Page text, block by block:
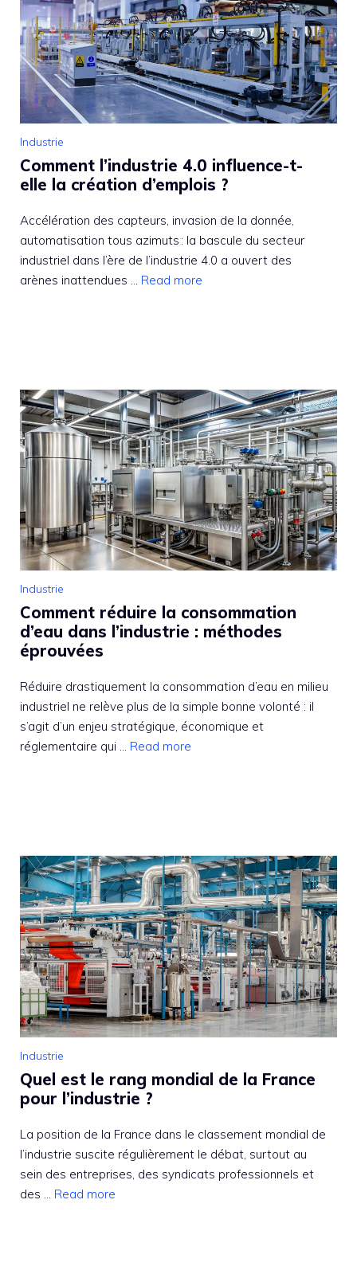
Industrie
Comment l’industrie 4.0 influence-t-
elle la création d’emplois ?
Accélération des capteurs, invasion de la donnée,
automatisation tous azimuts : la bascule du secteur
industriel dans l’ère de l’industrie 4.0 a ouvert des
arènes inattendues ... Read more
Industrie
Comment réduire la consommation
d’eau dans l’industrie : méthodes
éprouvées
Réduire drastiquement la consommation d’eau en milieu
industriel ne relève plus de la simple bonne volonté : il
s’agit d’un enjeu stratégique, économique et
réglementaire qui ... Read more
Industrie
Quel est le rang mondial de la France
pour l’industrie ?
La position de la France dans le classement mondial de
l’industrie suscite régulièrement le débat, surtout au
sein des entreprises, des syndicats professionnels et
des ... Read more